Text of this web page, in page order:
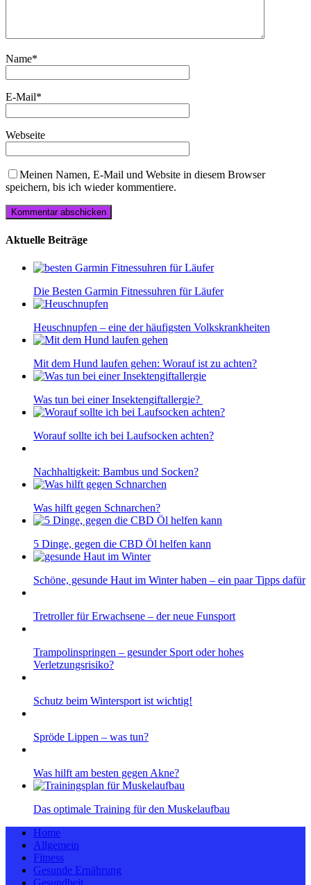
Name*
E-Mail*
Webseite
Meinen Namen, E-Mail und Website in diesem Browser
speichern, bis ich wieder kommentiere.
Aktuelle Beiträge
Die Besten Garmin Fitnessuhren für Läufer
Heuschnupfen – eine der häufigsten Volkskrankheiten
Mit dem Hund laufen gehen: Worauf ist zu achten?
Was tun bei einer Insektengiftallergie?
Worauf sollte ich bei Laufsocken achten?
Nachhaltigkeit: Bambus und Socken?
Was hilft gegen Schnarchen?
5 Dinge, gegen die CBD Öl helfen kann
Schöne, gesunde Haut im Winter haben – ein paar Tipps dafür
Tretroller für Erwachsene – der neue Funsport
Trampolinspringen – gesunder Sport oder hohes
Verletzungsrisiko?
Schutz beim Wintersport ist wichtig!
Spröde Lippen – was tun?
Was hilft am besten gegen Akne?
Das optimale Training für den Muskelaufbau
Home
Allgemein
Fitness
Gesunde Ernährung
Gesundheit